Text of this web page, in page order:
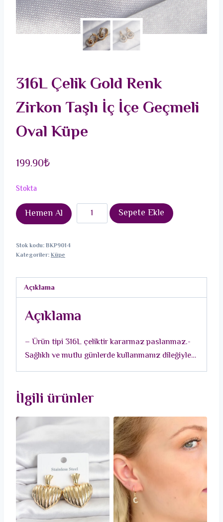
316L Çelik Gold Renk
Zirkon Taşlı İç İçe Geçmeli
Oval Küpe
199.90₺
Stokta
Hemen Al
316L
Çelik
Taşlı
Geçmeli
Küpe
adet
Sepete Ekle
Stok kodu:BKP9014
Kategoriler:Küpe
Açıklama
Açıklama
– Ürün tipi 316L çeliktir kararmaz paslanmaz.-
Sağlıklı ve mutlu günlerde kullanmanız dileğiyle…
İlgili ürünler